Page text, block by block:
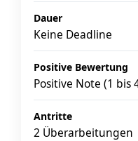
Dauer
Keine Deadline
Positive Bewertung
Positive Note (1 bis
Antritte
2 Überarbeitungen